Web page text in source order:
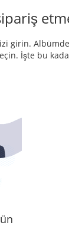
girin.
İşte bu